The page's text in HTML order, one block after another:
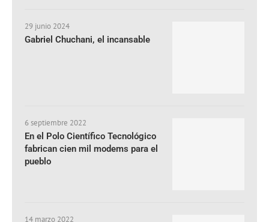
29 junio 2024
Gabriel Chuchani, el incansable
6 septiembre 2022
En el Polo Científico Tecnológico
fabrican cien mil modems para el
pueblo
14 marzo 2022